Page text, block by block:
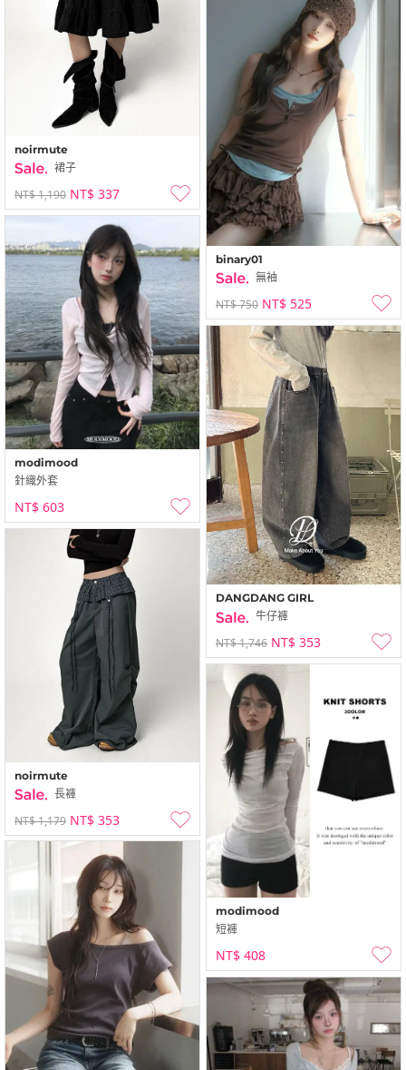
noirmute
裙子
NT$ 1,190 NT$ 337
binary01
無袖
NT$ 750 NT$ 525
modimood
針織外套
NT$ 603
DANGDANG GIRL
牛仔褲
NT$ 1,746 NT$ 353
noirmute
長褲
NT$ 1,179 NT$ 353
modimood
短褲
NT$ 408